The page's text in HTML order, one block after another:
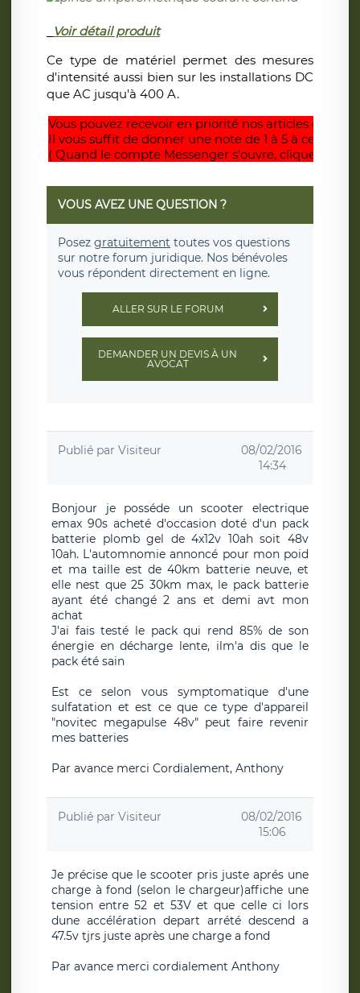
Voir détail produit
Ce type de matériel permet des mesures
d'intensité aussi bien sur les installations DC
que AC jusqu'à 400 A.
Vous pouvez recevoir en priorité nos articles dès
Il vous suffit de donner une note de 1 à 5 à cet
( Quand le compte Messenger s'ouvre, cliquez sur
VOUS AVEZ UNE QUESTION ?
Posez gratuitement toutes vos questions
sur notre forum juridique. Nos bénévoles
vous répondent directement en ligne.
ALLER SUR LE FORUM
DEMANDER UN DEVIS À UN
AVOCAT
Publié par Visiteur
08/02/2016
14:34
Bonjour je posséde un scooter electrique
emax 90s acheté d'occasion doté d'un pack
batterie plomb gel de 4x12v 10ah soit 48v
10ah. L'automnomie annoncé pour mon poid
et ma taille est de 40km batterie neuve, et
elle nest que 25 30km max, le pack batterie
ayant été changé 2 ans et demi avt mon
achat
J'ai fais testé le pack qui rend 85% de son
énergie en décharge lente, ilm'a dis que le
pack été sain
Est ce selon vous symptomatique d'une
sulfatation et est ce que ce type d'appareil
"novitec megapulse 48v" peut faire revenir
mes batteries
Par avance merci Cordialement, Anthony
Publié par Visiteur
08/02/2016
15:06
Je précise que le scooter pris juste aprés une
charge à fond (selon le chargeur)affiche une
tension entre 52 et 53V et que celle ci lors
dune accélération depart arrété descend a
47.5v tjrs juste après une charge a fond
Par avance merci cordialement Anthony